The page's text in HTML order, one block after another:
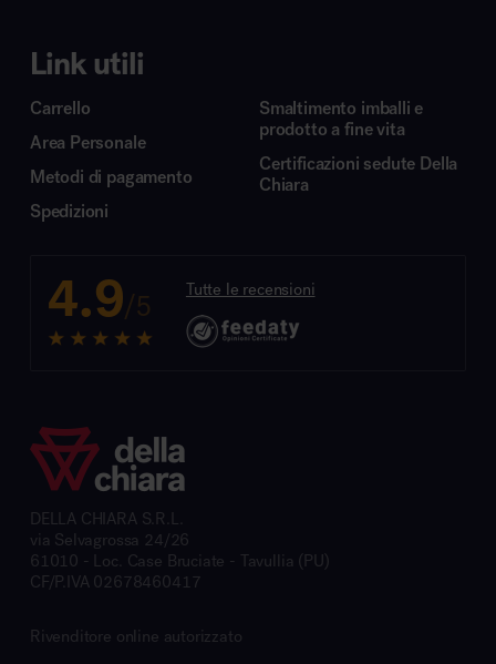
Link utili
Carrello
Area Personale
Metodi di pagamento
Spedizioni
Smaltimento imballi e
prodotto a fine vita
Certificazioni sedute Della
Chiara
4.9/5 Tutte le recensioni
DELLA CHIARA S.R.L.
via Selvagrossa 24/26
61010 - Loc. Case Bruciate - Tavullia (PU)
CF/P.IVA 02678460417
Rivenditore online autorizzato